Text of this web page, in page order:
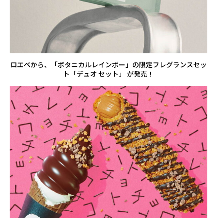
ロエベから、「ボタニカルレインボー」の限定フレグランスセッ
ト「デュオ セット」 が発売！